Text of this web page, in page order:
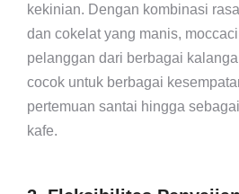
kekinian. Dengan kombinasi
dan cokelat yang manis,
pelanggan dari berbagai
cocok untuk berbagai
pertemuan santai hingga
kafe.